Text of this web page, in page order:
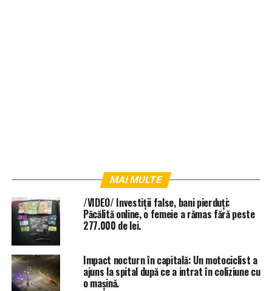
MAI MULTE
/VIDEO/ Investiții false, bani pierduți:
Păcălită online, o femeie a rămas fără peste
277.000 de lei.
Impact nocturn în capitală: Un motociclist a
ajuns la spital după ce a intrat în coliziune cu
o mașină.